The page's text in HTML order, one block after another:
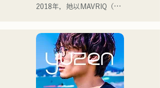
・榮獲2022年度
將於2024年擔任KBC Radio
的片頭曲。
我預計在2024年12月24日在
大丸廣場舉行的慈善音樂馬
2018年，她以MAVRIQ（原
音樂生涯。
2022年，她以Kønny為藝名
開始個人活動。
她融合了自童年時代便深受
影響的90年代和00年代的